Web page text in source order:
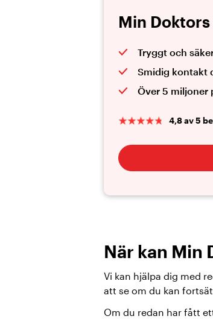
Min
Tryggt och
Smidig kontakt
Över 5 miljoner
4,8 av 5
När kan Min
Vi kan hjälpa dig med
att se om du kan
Om du redan har fått